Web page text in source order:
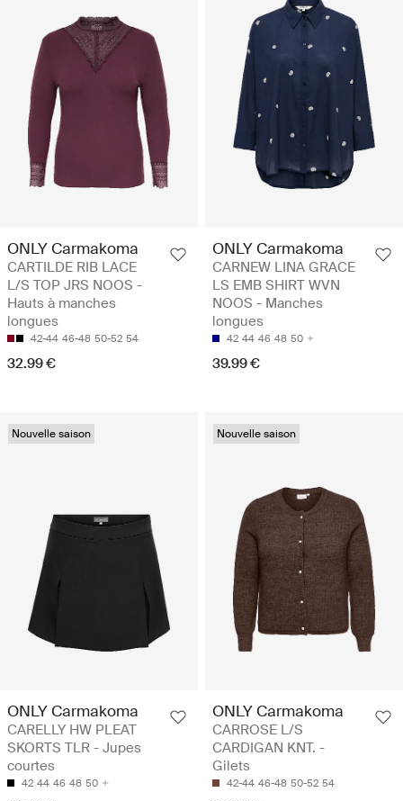
ONLY Carmakoma
CARTILDE RIB LACE
L/S TOP JRS NOOS -
Hauts à manches
longues
42-44 46-48 50-52 54
32.99 €
ONLY Carmakoma
CARNEW LINA GRACE
LS EMB SHIRT WVN
NOOS - Manches
longues
42 44 46 48 50
39.99 €
Nouvelle saison
ONLY Carmakoma
CARELLY HW PLEAT
SKORTS TLR - Jupes
courtes
42 44 46 48 50
Nouvelle saison
ONLY Carmakoma
CARROSE L/S
CARDIGAN KNT. -
Gilets
42-44 46-48 50-52 54